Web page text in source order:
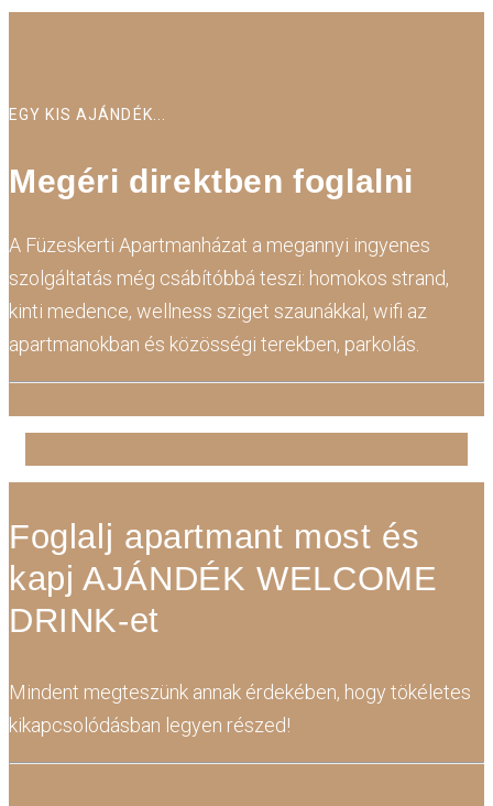
EGY KIS AJÁNDÉK...
Megéri direktben foglalni
A Füzeskerti Apartmanházat a megannyi ingyenes
szolgáltatás még csábítóbbá teszi: homokos strand,
kinti medence, wellness sziget szaunákkal, wifi az
apartmanokban és közösségi terekben, parkolás.
Foglalj apartmant most és
kapj AJÁNDÉK WELCOME
DRINK-et
Mindent megteszünk annak érdekében, hogy tökéletes
kikapcsolódásban legyen részed!